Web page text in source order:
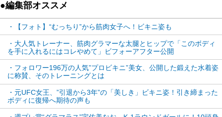
投稿には長文で“ビキニボディを作る”メソッドについ
て綴られており、この驚きの変化はわずか2ヶ月（8
週間）ながらも、しっかりと筋肉と健康的な食事プ
ログラムによりつくられたようだ。
詳しい内容は会員専用ではあるが、基本は栄養バラ
ンスを整わせ、高タンパク低脂肪なヘルシーな食事
で、自身の基礎代謝カロリーに近い食事にするこ
●編集部オススメ
・【フォト】“むっちり”から筋肉女子へ！ビキニ姿も
・大人気トレーナー、筋肉グラマーな太腿とヒップで「このボディ
を手に入れるにはコレやめて」ビフォーアフター公開
・フォロワー196万の人気”プロビキニ”美女、公開した鍛えた水着姿
に称賛、そのトレーニングとは
・元UFC女王、”引退から3年”の「美しき」ビキニ姿！引き締まった
ボディに復帰へ期待の声も